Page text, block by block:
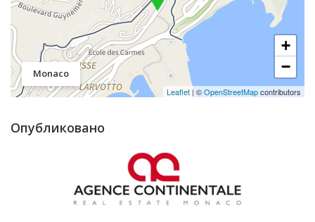
Monaco
+
−
Leaflet | ©OpenStreetMapcontributors
Опубликовано